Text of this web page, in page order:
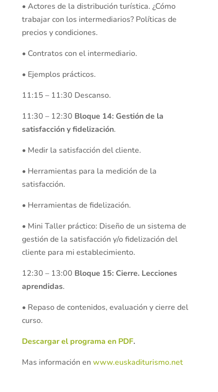
• Actores de la distribución turística. ¿Cómo
trabajar con los intermediarios? Políticas de
precios y condiciones.
• Contratos con el intermediario.
• Ejemplos prácticos.
11:15 – 11:30 Descanso.
11:30 – 12:30 Bloque 14: Gestión de la
satisfacción y fidelización.
• Medir la satisfacción del cliente.
• Herramientas para la medición de la
satisfacción.
• Herramientas de fidelización.
• Mini Taller práctico: Diseño de un sistema de
gestión de la satisfacción y/o fidelización del
cliente para mi establecimiento.
12:30 – 13:00 Bloque 15: Cierre. Lecciones
aprendidas.
• Repaso de contenidos, evaluación y cierre del
curso.
Descargar el programa en PDF.
Mas información en www.euskaditurismo.net